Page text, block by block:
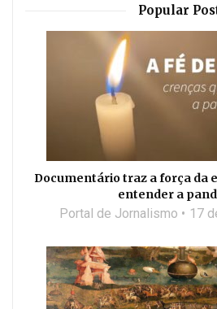
Popular
Documentário traz a força da
entender a
Portal de Jornalismo 17